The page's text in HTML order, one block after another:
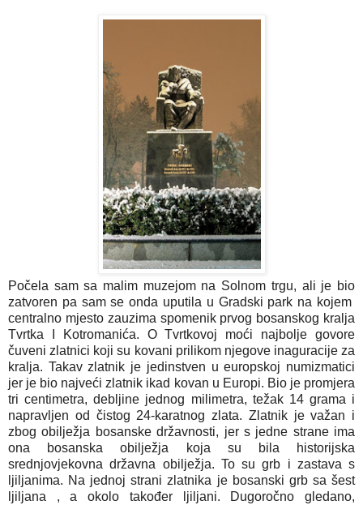
Počela sam sa malim muzejom na Solnom trgu, ali je bio
zatvoren pa sam se onda uputila u Gradski park na kojem
centralno mjesto zauzima spomenik prvog bosanskog kralja
Tvrtka I Kotromanića. O Tvrtkovoj moći najbolje govore
čuveni zlatnici koji su kovani prilikom njegove inaguracije za
kralja. Takav zlatnik je jedinstven u europskoj numizmatici
jer je bio najveći zlatnik ikad kovan u Europi. Bio je promjera
tri centimetra, debljine jednog milimetra, težak 14 grama i
napravljen od čistog 24-karatnog zlata. Zlatnik je važan i
zbog obilježja bosanske državnosti, jer s jedne strane ima
ona bosanska obilježja koja su bila historijska
srednjovjekovna državna obilježja. To su grb i zastava s
ljiljanima. Na jednoj strani zlatnika je bosanski grb sa šest
ljiljana , a okolo također ljiljani. Dugoročno gledano,